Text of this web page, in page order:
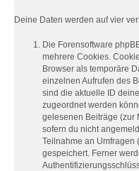
Deine Daten werden auf vier
Die Forensoftware
mehrere Cookies.
Browser als temporäre
einzelnen Aufrufen des
sind die aktuelle ID
zugeordnet werden
gelesenen Beiträge (zur
sofern du nicht
Teilnahme an Umfragen
gespeichert. Ferner